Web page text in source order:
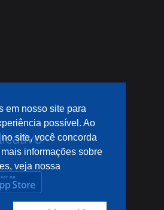
em nosso site para
possível. Ao
site, você concorda
informações sobre
veja nossa